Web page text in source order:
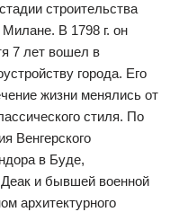
строительства
В 1798 г. он
7 лет вошел в
города. Его
жизни менялись от
стиля. По
Венгерского
в Буде,
и бывшей военной
архитектурного